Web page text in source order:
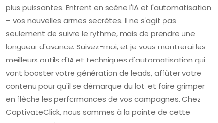
plus puissantes. Entrent en scène l'IA et l'automatisation
– vos nouvelles armes secrètes. Il ne s'agit pas
seulement de suivre le rythme, mais de prendre une
longueur d'avance. Suivez-moi, et je vous montrerai les
meilleurs outils d'IA et techniques d'automatisation qui
vont booster votre génération de leads, affûter votre
contenu pour qu'il se démarque du lot, et faire grimper
en flèche les performances de vos campagnes. Chez
CaptivateClick, nous sommes à la pointe de cette